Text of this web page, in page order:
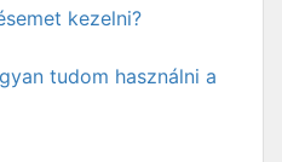
kezelni?
tudom használni a